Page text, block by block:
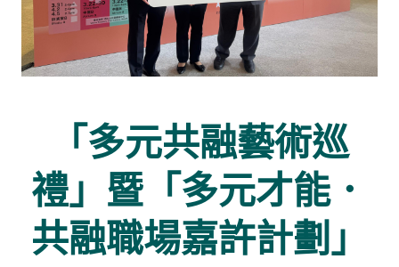
「多元共融藝術巡
禮」暨「多元才能．
共融職場嘉許計劃」